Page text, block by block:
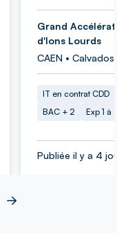
Grand
d'Ions Lourds
CAEN • Calvados
IT en contrat CDD
BAC + 2
Exp 1 à
Publiée il y a 4